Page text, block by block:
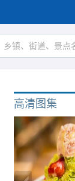
高清图集